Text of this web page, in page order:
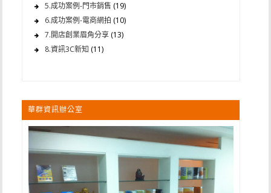
5.成功案例-門市銷售 (19)
6.成功案例-電商網拍 (10)
7.開店創業眉角分享(13)
8.資訊3C新知 (11)
華群資訊辦公室